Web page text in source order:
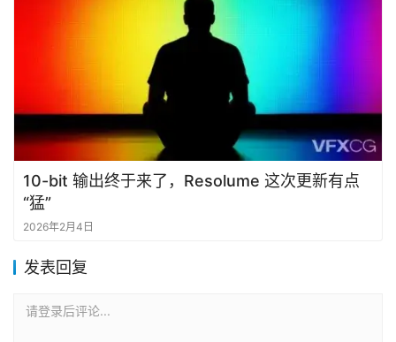
10-bit 输出终于来了，Resolume 这次更新有点
“猛”
2026年2月4日
发表回复
请登录后评论...